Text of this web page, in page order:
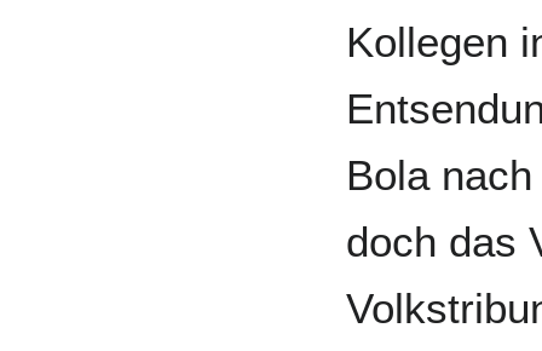
Kollegen
Bola
doch das